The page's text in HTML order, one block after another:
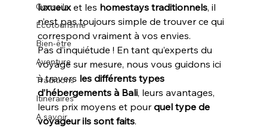
Conseils
Écotourisme
Bien-être
Aventure
Traditions
Itinéraires
A savoir
luxueux et les homestays traditionnels, il
n’est pas toujours simple de trouver ce qui
correspond vraiment à vos envies.
Pas d’inquiétude ! En tant qu’experts du
voyage sur mesure, nous vous guidons ici
à travers les différents types
d’hébergements à Bali, leurs avantages,
leurs prix moyens et pour quel type de
voyageur ils sont faits.